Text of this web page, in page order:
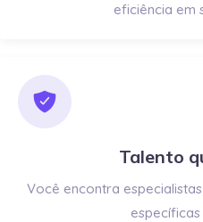
eficiência em
Talento
Você encontra